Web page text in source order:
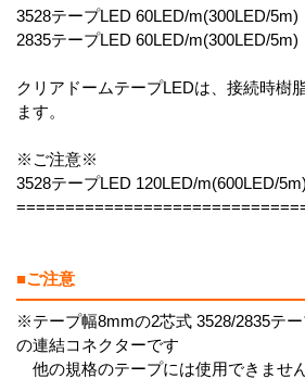
3528テープLED 60LED/m(300LED/5m)
2835テープLED 60LED/m(300LED/5m)
クリアドームテープLEDは、接続時樹
ます。
※ご注意※
3528テープLED 120LED/m(600LED/
■ご注意
※テープ幅8mmの2芯式 3528/2835テ
の連結コネクターです
他の規格のテープには使用できませ